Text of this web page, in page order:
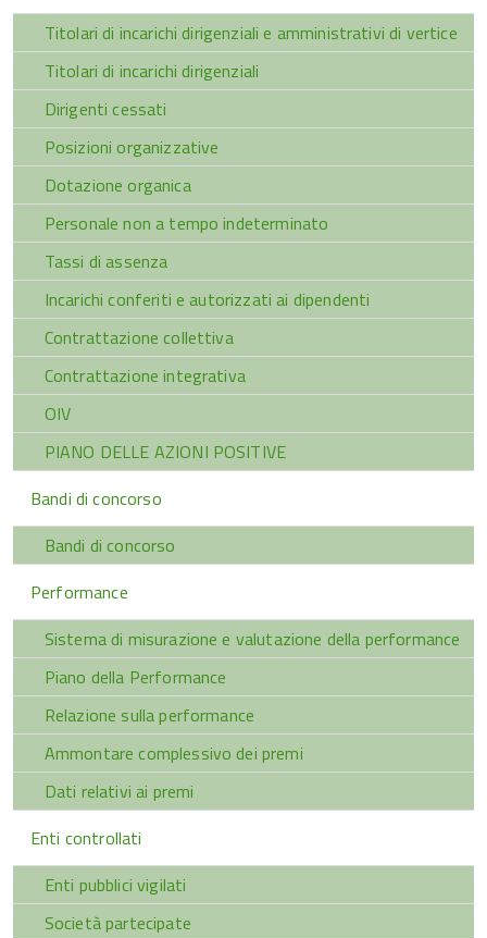
Titolari di incarichi dirigenziali e amministrativi di vertice
Titolari di incarichi dirigenziali
Dirigenti cessati
Posizioni organizzative
Dotazione organica
Personale non a tempo indeterminato
Tassi di assenza
Incarichi conferiti e autorizzati ai dipendenti
Contrattazione collettiva
Contrattazione integrativa
OIV
PIANO DELLE AZIONI POSITIVE
Bandi di concorso
Bandi di concorso
Performance
Sistema di misurazione e valutazione della performance
Piano della Performance
Relazione sulla performance
Ammontare complessivo dei premi
Dati relativi ai premi
Enti controllati
Enti pubblici vigilati
Società partecipate